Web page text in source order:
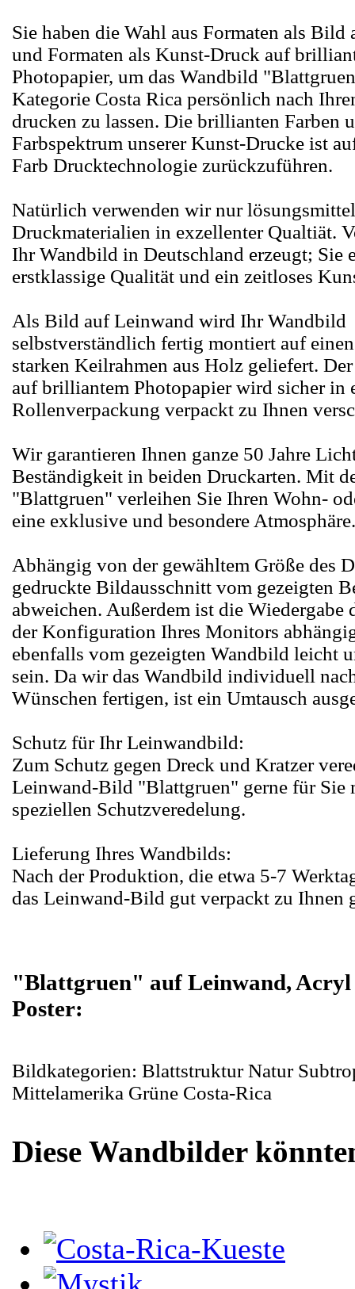
Sie haben die Wahl aus Formaten als Bild
und Formaten als Kunst-Druck auf
Photopapier, um das Wandbild
Kategorie Costa Rica persönlich nach
drucken zu lassen. Die brillianten Farben
Farbspektrum unserer Kunst-Drucke ist
Farb Drucktechnologie zurückzuführen.
Natürlich verwenden wir nur
Druckmaterialien in exzellenter Qualtiät.
Ihr Wandbild in Deutschland erzeugt; Sie
erstklassige Qualität und ein zeitloses
Als Bild auf Leinwand wird Ihr Wandbild
selbstverständlich fertig montiert auf
starken Keilrahmen aus Holz geliefert.
auf brilliantem Photopapier wird sicher in
Rollenverpackung verpackt zu Ihnen
Wir garantieren Ihnen ganze 50 Jahre
Beständigkeit in beiden Druckarten. Mit
"Blattgruen" verleihen Sie Ihren Wohn-
eine exklusive und besondere Atmosphäre.
Abhängig von der gewähltem Größe des
gedruckte Bildausschnitt vom gezeigten
abweichen. Außerdem ist die Wiedergabe
der Konfiguration Ihres Monitors
ebenfalls vom gezeigten Wandbild leicht
sein. Da wir das Wandbild individuell
Wünschen fertigen, ist ein Umtausch
Schutz für Ihr Leinwandbild:
Zum Schutz gegen Dreck und Kratzer
Leinwand-Bild "Blattgruen" gerne für Sie
speziellen Schutzveredelung.
Lieferung Ihres Wandbilds:
Nach der Produktion, die etwa 5-7
das Leinwand-Bild gut verpackt zu Ihnen
"Blattgruen" auf Leinwand, Acryl
Poster:
Bildkategorien: Blattstruktur Natur
Mittelamerika Grüne Costa-Rica
Diese Wandbilder